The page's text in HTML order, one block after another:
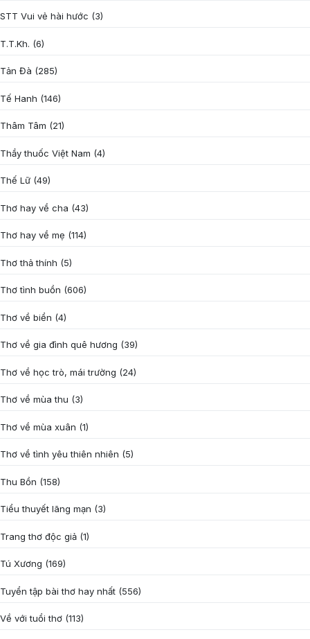
STT Vui vẻ hài hước (3)
T.T.Kh. (6)
Tản Đà (285)
Tế Hanh (146)
Thâm Tâm (21)
Thầy thuốc Việt Nam (4)
Thế Lữ (49)
Thơ hay về cha (43)
Thơ hay về mẹ (114)
Thơ thả thính (5)
Thơ tình buồn (606)
Thơ về biển (4)
Thơ về gia đình quê hương (39)
Thơ về học trò, mái trường (24)
Thơ về mùa thu (3)
Thơ về mùa xuân (1)
Thơ về tình yêu thiên nhiên (5)
Thu Bồn (158)
Tiểu thuyết lãng mạn (3)
Trang thơ độc giả (1)
Tú Xương (169)
Tuyển tập bài thơ hay nhất (556)
Về với tuổi thơ (113)